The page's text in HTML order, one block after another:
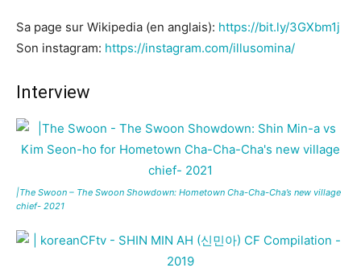
Sa page sur Wikipedia (en anglais): https://bit.ly/3GXbm1j
Son instagram: https://instagram.com/illusomina/
Interview
|The Swoon – The Swoon Showdown: Hometown Cha-Cha-Cha’s new village
chief- 2021